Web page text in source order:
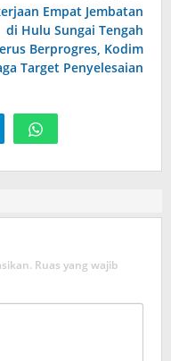
Empat Jembatan
di Hulu Sungai Tengah
Berprogres, Kodim
Target Penyelesaian
Ruas yang wajib